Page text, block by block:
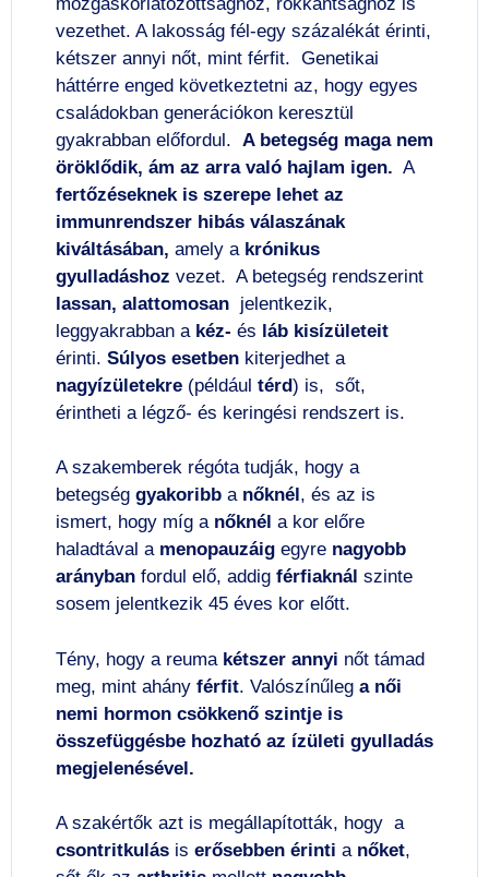
vezethet. A lakosság fél-egy százalékát érinti,
kétszer annyi nőt, mint férfit. Genetikai
háttérre enged következtetni az, hogy egyes
családokban generációkon keresztül
gyakrabban előfordul. A betegség maga nem
öröklődik, ám az arra való hajlam igen. A
fertőzéseknek is szerepe lehet az
immunrendszer hibás válaszának
kiváltásában, amely a krónikus
gyulladáshoz vezet. A betegség rendszerint
lassan, alattomosan jelentkezik,
leggyakrabban a kéz- és láb kisízületeit
érinti. Súlyos esetben kiterjedhet a
nagyízületekre (például térd) is, sőt,
érintheti a légző- és keringési rendszert is.
A szakemberek régóta tudják, hogy a
betegség gyakoribb a nőknél , és az is
ismert, hogy míg a nőknél a kor előre
haladtával a menopauzáig egyre nagyobb
arányban fordul elő, addig férfiaknál szinte
sosem jelentkezik 45 éves kor előtt.
Tény, hogy a reuma kétszer annyi nőt támad
meg, mint ahány férfit. Valószínűleg a női
nemi hormon csökkenő szintje is
összefüggésbe hozható az ízületi gyulladás
megjelenésével.
A szakértők azt is megállapították, hogy a
csontritkulás is erősebben érinti a nőket,